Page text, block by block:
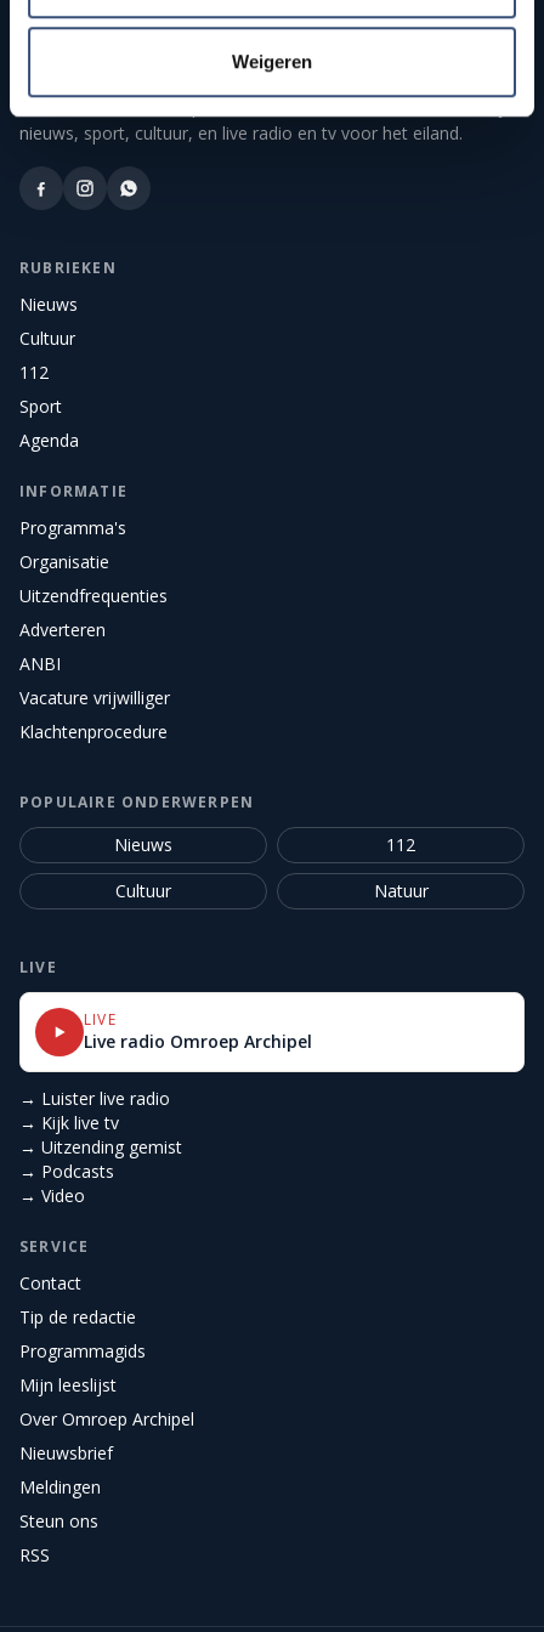
Weigeren
Publieke streekomroep van Goeree-Overflakkee. Onafhankelijk
nieuws, sport, cultuur, en live radio en tv voor het eiland.
RUBRIEKEN
Nieuws
Cultuur
112
Sport
Agenda
INFORMATIE
Programma's
Organisatie
Uitzendfrequenties
Adverteren
ANBI
Vacature vrijwilliger
Klachtenprocedure
POPULAIRE ONDERWERPEN
Nieuws
112
Cultuur
Natuur
LIVE
LIVE
Live radio Omroep Archipel
→ Luister live radio
→ Kijk live tv
→ Uitzending gemist
→ Podcasts
→ Video
SERVICE
Contact
Tip de redactie
Programmagids
Mijn leeslijst
Over Omroep Archipel
Nieuwsbrief
Meldingen
Steun ons
RSS